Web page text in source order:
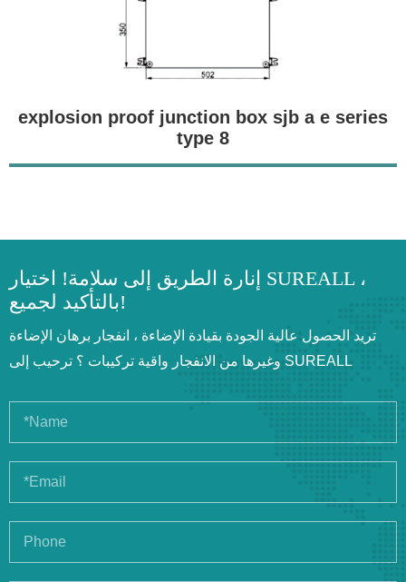
explosion proof junction box sjb a e series
type 8
إنارة الطريق إلى سلامة! اختيار SUREALL ،
بالتأكيد لجميع!
تريد الحصول عالية الجودة بقيادة الإضاءة ، انفجار برهان الإضاءة
وغيرها من الانفجار واقية تركيبات ؟ ترحيب إلى SUREALL